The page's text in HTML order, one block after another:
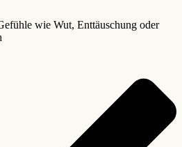
wie Wut, Enttäuschung oder